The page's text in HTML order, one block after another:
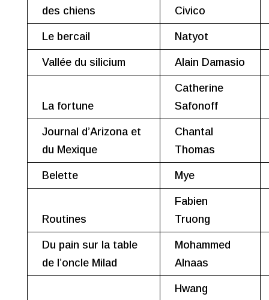
des chiens
Civico
Le bercail Natyot
Vallée du silicium Alain Damasio
La fortune
Catherine
Safonoff
Journal d’Arizona et
du Mexique
Chantal
Thomas
Belette Mye
Routines
Fabien
Truong
Du pain sur la table
de l’oncle Milad
Mohammed
Alnaas
Hwang